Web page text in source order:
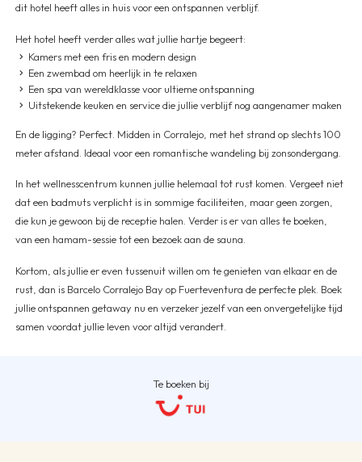
dit hotel heeft alles in huis voor een ontspannen verblijf.
Het hotel heeft verder alles wat jullie hartje begeert:
Kamers met een fris en modern design
Een zwembad om heerlijk in te relaxen
Een spa van wereldklasse voor ultieme ontspanning
Uitstekende keuken en service die jullie verblijf nog aangenamer maken
En de ligging? Perfect. Midden in Corralejo, met het strand op slechts 100
meter afstand. Ideaal voor een romantische wandeling bij zonsondergang.
In het wellnesscentrum kunnen jullie helemaal tot rust komen. Vergeet niet
dat een badmuts verplicht is in sommige faciliteiten, maar geen zorgen,
die kun je gewoon bij de receptie halen. Verder is er van alles te boeken,
van een hamam-sessie tot een bezoek aan de sauna.
Kortom, als jullie er even tussenuit willen om te genieten van elkaar en de
rust, dan is Barcelo Corralejo Bay op Fuerteventura de perfecte plek. Boek
jullie ontspannen getaway nu en verzeker jezelf van een onvergetelijke tijd
samen voordat jullie leven voor altijd verandert.
Te boeken bij